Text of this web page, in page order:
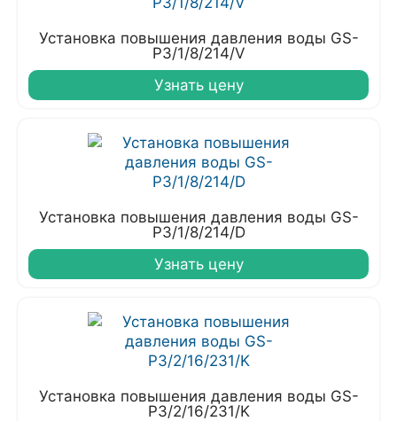
Установка повышения давления воды GS-
P3/1/8/214/V
Узнать цену
Установка повышения давления воды GS-
P3/1/8/214/D
Узнать цену
Установка повышения давления воды GS-
P3/2/16/231/K